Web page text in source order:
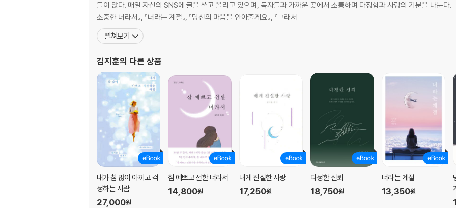
따뜻한 마음
온전함
완전한 보호
판단
변화
관계
예쁜 감정
지금 이 순간
우유부단함과 용기
원한
예배
시선
들이 많다. 매일 자신의 SNS에 글을 쓰고 올리고 있으며, 독자들과 가까운 곳에서 소통하며 다정함과 사랑의 기분을 나눈다.
소중한 너라서』, 『너라는 계절』, 『당신의 마음을 안아줄게요』, 『그래서
펼쳐보기
김지훈의 다른 상품
내가 참 많이 아끼고 걱
정하는 사람
27,000원
참 예쁘고 선한 너라서
14,800원
내게 진실한 사랑
17,250원
다정한 신뢰
18,750원
너라는 계절
13,350원